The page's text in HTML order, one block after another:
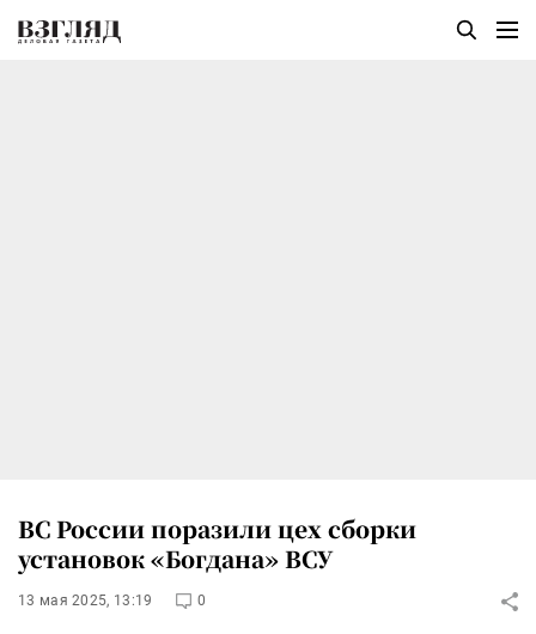
ВС России поразили цех сборки
установок «Богдана» ВСУ
13 мая 2025, 13:19 0